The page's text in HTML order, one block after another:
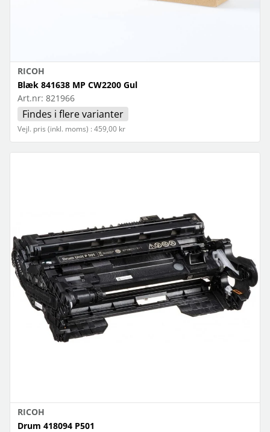
RICOH
Blæk 841638 MP CW2200 Gul
Art.nr: 821966
Findes i flere varianter
Vejl. pris (inkl. moms) : 459,00 kr
RICOH
Drum 418094 P501